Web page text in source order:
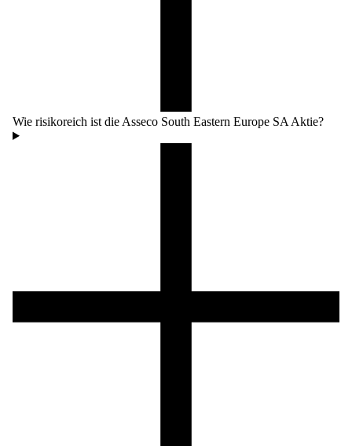
Wie risikoreich ist die Asseco South Eastern Europe SA Aktie?